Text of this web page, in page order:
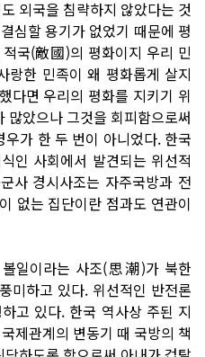
외국을 침략하지 않았다는 것
심할 용기가 없었기 때문에 평
국(敵國)의 평화이지 우리 민
랑한 민족이 왜 평화롭게 살지
다면 우리의 평화를 지키기 위
많았으나 그것을 회피함으로써
가 한 두 번이 아니었다. 한국
인 사회에서 발견되는 위선적
사 경시사조는 자주국방과 전
없는 집단이란 점과도 연관이
일이라는 사조(思潮)가 북한
미하고 있다. 위선적인 반전론
고 있다. 한국 역사상 주된 지
제관계의 변동기 때 국방의 책